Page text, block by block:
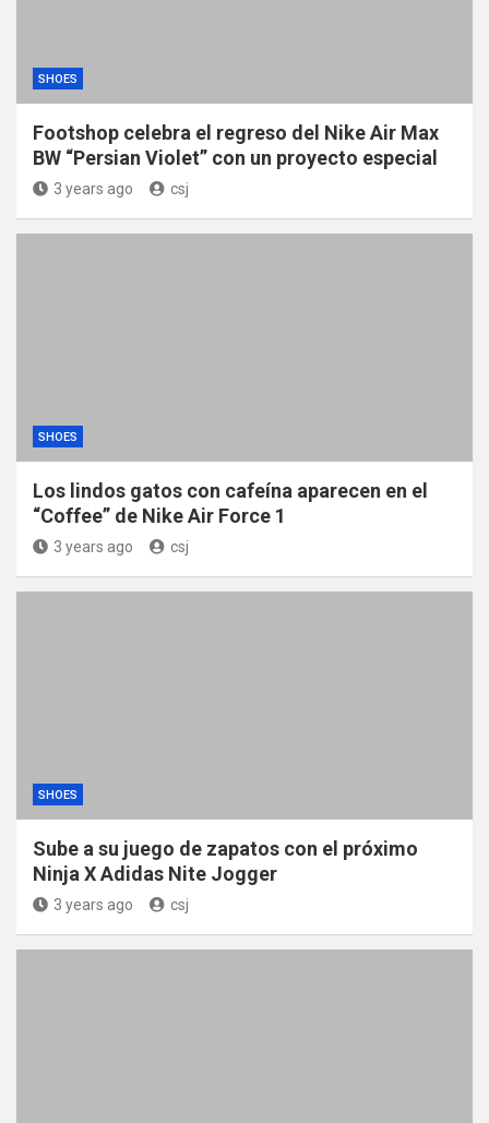
SHOES
Footshop celebra el regreso del Nike Air Max
BW “Persian Violet” con un proyecto especial
3 years ago csj
SHOES
Los lindos gatos con cafeína aparecen en el
“Coffee” de Nike Air Force 1
3 years ago csj
SHOES
Sube a su juego de zapatos con el próximo
Ninja X Adidas Nite Jogger
3 years ago csj